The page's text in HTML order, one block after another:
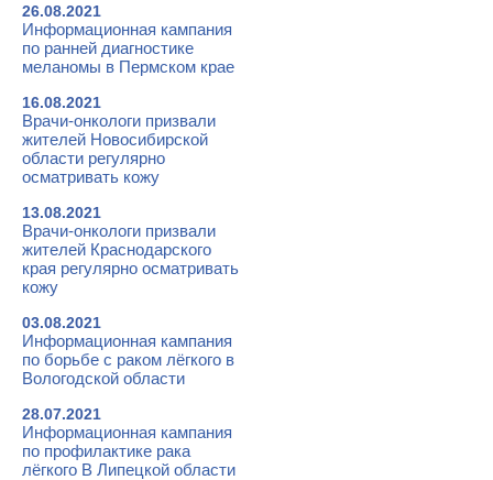
26.08.2021
Информационная кампания
по ранней диагностике
меланомы в Пермском крае
16.08.2021
Врачи-онкологи призвали
жителей Новосибирской
области регулярно
осматривать кожу
13.08.2021
Врачи-онкологи призвали
жителей Краснодарского
края регулярно осматривать
кожу
03.08.2021
Информационная кампания
по борьбе с раком лёгкого в
Вологодской области
28.07.2021
Информационная кампания
по профилактике рака
лёгкого В Липецкой области